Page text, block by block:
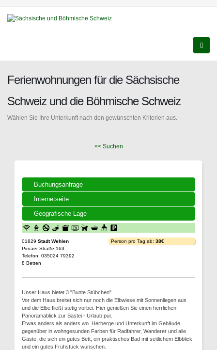
Ferienwohnungen für die Sächsische
Schweiz und die Böhmische Schweiz
Wählen Sie Ihre Unterkunft nach den gewünschten Kriterien aus.
<< Suchen
Buchungsanfrage
Internetseite
Geografische Lage
01829 Stadt Wehlen
Pirnaer Straße 163
Telefon: 035024 79392
8 Betten
Person pro Tag ab: 38€
Unser Haus bietet 3 "Bunte Stübchen".
Vor dem Haus breitet sich nur noch die Elbwiese mit Sonnenliegen aus
und die Elbe fließt stetig vorbei. Hier genießen Sie einen herrlichen
Panoramablick zur Bastei - Urlaub pur.
Etwas anders als anders wo. Herberge und Unterkunft im Gebäude
gegenüber in wohngesunden Farben für Radfahrer, Wanderer und alle
Gäste, die sich ein gutes Bett, ein praktisches Bad mit seitlichem Elbblick
und ein gutes Frühstück wünschen.